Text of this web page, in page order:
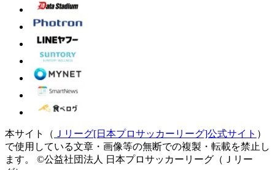
本サイト（ Ｊリーグ[日本プロサッカーリーグ]公式サイト ）
で使用している文章・画像等の無断での複製・転載を禁止し
ます。
©公益社団法人 日本プロサッカーリーグ（Ｊリー